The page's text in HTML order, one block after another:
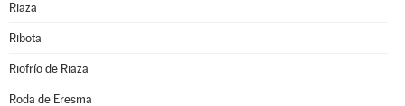
Riaza
Ribota
Riofrío de Riaza
Roda de Eresma